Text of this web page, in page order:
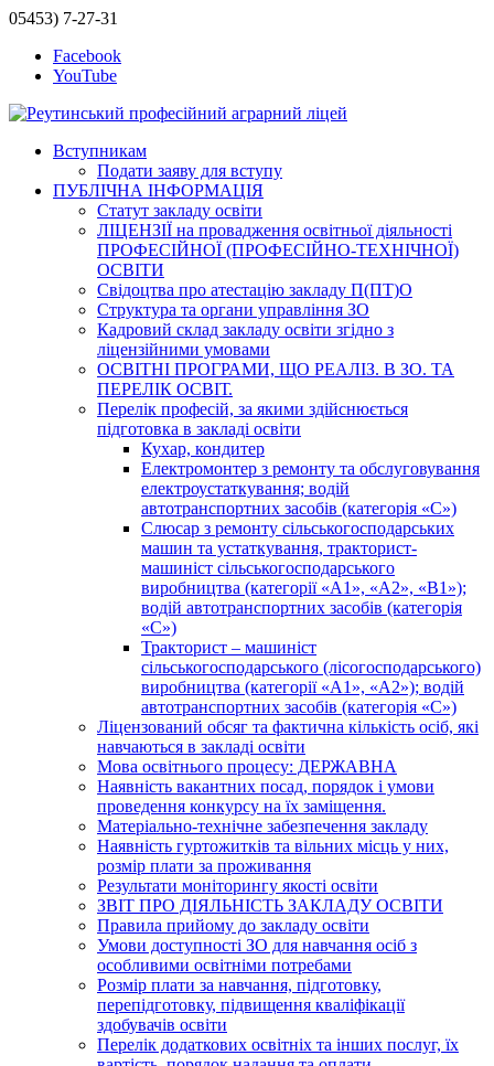
05453) 7-27-31
Facebook
YouTube
Вступникам
Подати заяву для вступу
ПУБЛІЧНА ІНФОРМАЦІЯ
Статут закладу освіти
ЛІЦЕНЗІЇ на провадження освітньої діяльності
ПРОФЕСІЙНОЇ (ПРОФЕСІЙНО-ТЕХНІЧНОЇ)
ОСВІТИ
Свідоцтва про атестацію закладу П(ПТ)О
Структура та органи управління ЗО
Кадровий склад закладу освіти згідно з
ліцензійними умовами
ОСВІТНІ ПРОГРАМИ, ЩО РЕАЛІЗ. В ЗО. ТА
ПЕРЕЛІК ОСВІТ.
Перелік професій, за якими здійснюється
підготовка в закладі освіти
Кухар, кондитер
Електромонтер з ремонту та обслуговування
електроустаткування; водій
автотранспортних засобів (категорія «С»)
Слюсар з ремонту сільськогосподарських
машин та устаткування, тракторист-
машиніст сільськогосподарського
виробництва (категорії «А1», «А2», «В1»);
водій автотранспортних засобів (категорія
«С»)
Тракторист – машиніст
сільськогосподарського (лісогосподарського)
виробництва (категорії «А1», «А2»); водій
автотранспортних засобів (категорія «С»)
Ліцензований обсяг та фактична кількість осіб, які
навчаються в закладі освіти
Мова освітнього процесу: ДЕРЖАВНА
Наявність вакантних посад, порядок і умови
проведення конкурсу на їх заміщення.
Матеріально-технічне забезпечення закладу
Наявність гуртожитків та вільних місць у них,
розмір плати за проживання
Результати моніторингу якості освіти
ЗВІТ ПРО ДІЯЛЬНІСТЬ ЗАКЛАДУ ОСВІТИ
Правила прийому до закладу освіти
Умови доступності ЗО для навчання осіб з
особливими освітніми потребами
Розмір плати за навчання, підготовку,
перепідготовку, підвищення кваліфікації
здобувачів освіти
Перелік додаткових освітніх та інших послуг, їх